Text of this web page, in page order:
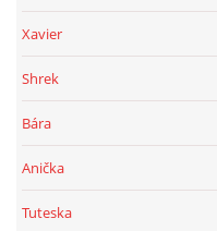
Xavier
Shrek
Bára
Anička
Tuteska